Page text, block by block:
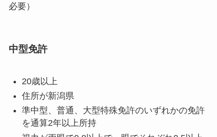
必要）
中型免許
20歳以上
住所が新潟県
準中型、普通、大型特殊免許のいずれかの免許
を通算2年以上所持